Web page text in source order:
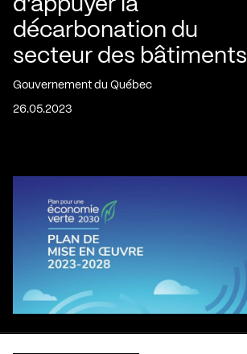
d’appuyer la
décarbonation du
secteur des bâtiments
Gouvernement du Québec
26.05.2023